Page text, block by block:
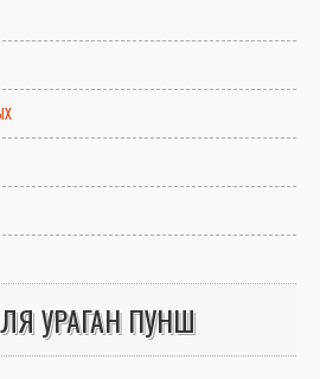
УРАГАН ПУНШ